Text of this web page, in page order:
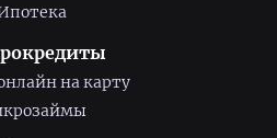
на карту